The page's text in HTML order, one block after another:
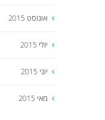
אוגוסט 2015
יולי 2015
יוני 2015
מאי 2015